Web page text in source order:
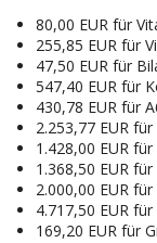
80,00 EUR für
255,85 EUR für
47,50 EUR für
547,40 EUR für
430,78 EUR für
2.253,77 EUR
1.428,00 EUR
1.368,50 EUR
2.000,00 EUR
4.717,50 EUR
169,20 EUR für